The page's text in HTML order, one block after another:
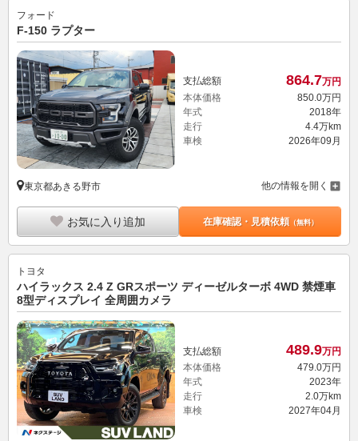
フォード
F-150 ラプター
支払総額 864.7万円
本体価格
850. 0万円
年式
2018年
走行
4.4万km
車検
2026年09月
東京都あきる野市 他の情報を開く
お気に入り追加 在庫確認・見積依頼（無料）
トヨタ
ハイラックス 2.4 Z GRスポーツ ディーゼルターボ 4WD 禁煙車
8型ディスプレイ 全周囲カメラ
支払総額 489.9万円
本体価格
479.0万円
年式
2023年
走行
2.0万km
車検
2027年04月